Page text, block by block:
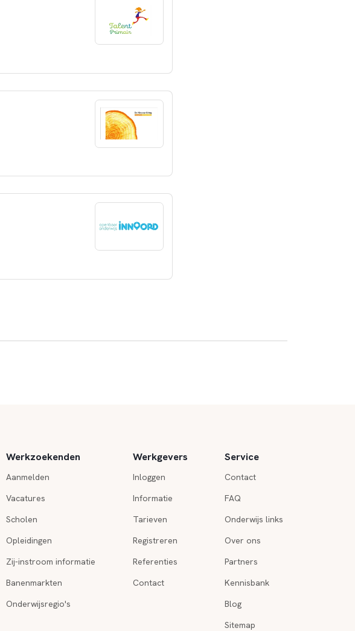
Werkzoekenden
Aanmelden
Vacatures
Scholen
Opleidingen
Zij-instroom informatie
Banenmarkten
Onderwijsregio's
Werkgevers
Inloggen
Informatie
Tarieven
Registreren
Referenties
Contact
Service
Contact
FAQ
Onderwijs links
Over ons
Partners
Kennisbank
Blog
Sitemap